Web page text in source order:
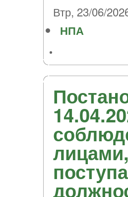
Втр, 23/06/
НПА